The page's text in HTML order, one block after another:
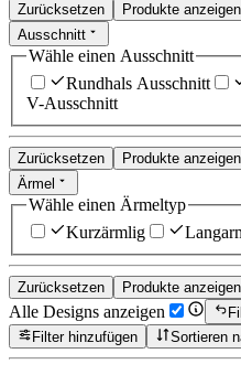
Zurücksetzen
Produkte anzeigen
Ausschnitt
Wähle einen Ausschnitt
Rundhals Ausschnitt
V-Ausschnitt
Zurücksetzen
Produkte anzeigen
Ärmel
Wähle einen Ärmeltyp
Kurzärmlig
Zurücksetzen Produkte anzeigen
Alle Designs anzeigen
Filter hinzufügen
Sortieren